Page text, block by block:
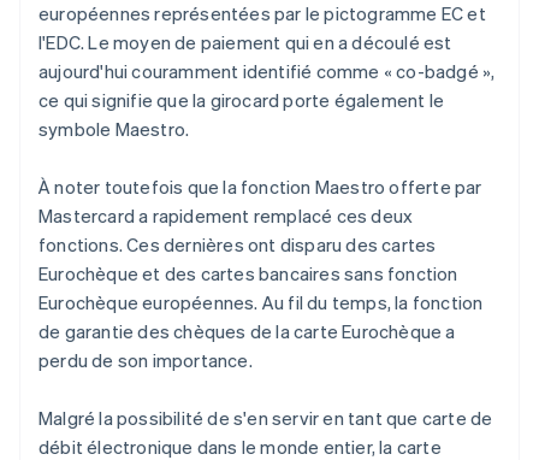
européennes représentées par le pictogramme EC et
l'EDC. Le moyen de paiement qui en a découlé est
aujourd'hui couramment identifié comme « co-badgé »,
ce qui signifie que la girocard porte également le
symbole Maestro.
À noter toutefois que la fonction Maestro offerte par
Mastercard a rapidement remplacé ces deux
fonctions. Ces dernières ont disparu des cartes
Eurochèque et des cartes bancaires sans fonction
Eurochèque européennes. Au fil du temps, la fonction
de garantie des chèques de la carte Eurochèque a
perdu de son importance.
Malgré la possibilité de s'en servir en tant que carte de
débit électronique dans le monde entier, la carte